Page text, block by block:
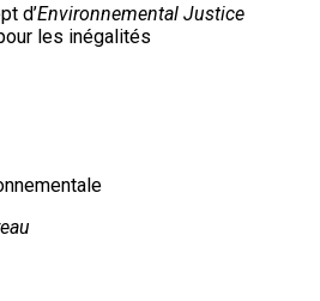
d’Environnemental Justice
les inégalités